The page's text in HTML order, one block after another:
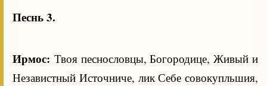
Песнь 3.
Ирмос: Твоя песнословцы, Богородице, Живый и
Независтный Источниче, лик Себе совокупльшия,